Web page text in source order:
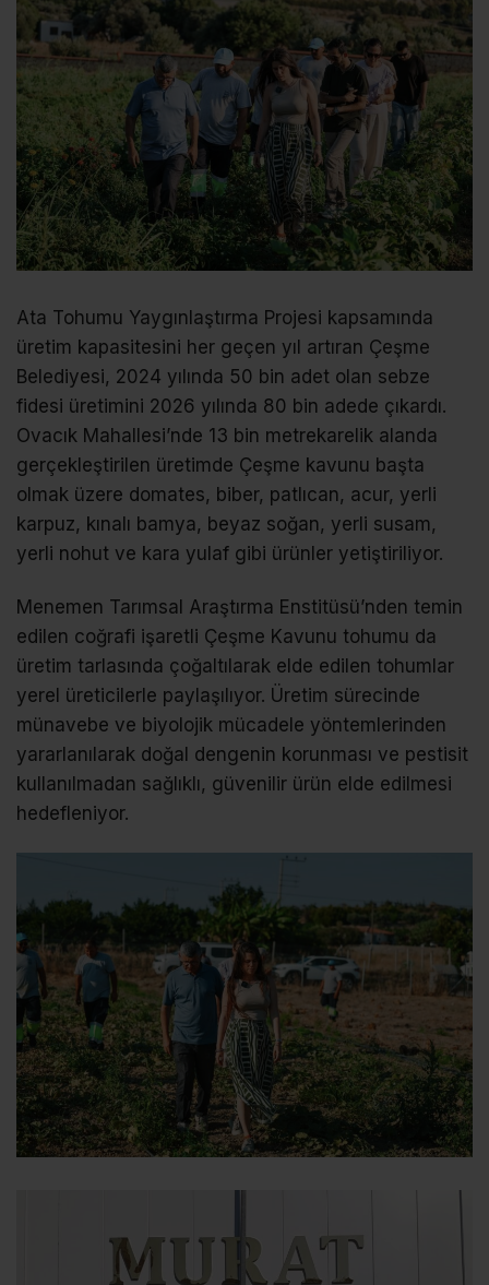
Ata Tohumu Yaygınlaştırma Projesi kapsamında
üretim kapasitesini her geçen yıl artıran Çeşme
Belediyesi, 2024 yılında 50 bin adet olan sebze
fidesi üretimini 2026 yılında 80 bin adede çıkardı.
Ovacık Mahallesi’nde 13 bin metrekarelik alanda
gerçekleştirilen üretimde Çeşme kavunu başta
olmak üzere domates, biber, patlıcan, acur, yerli
karpuz, kınalı bamya, beyaz soğan, yerli susam,
yerli nohut ve kara yulaf gibi ürünler yetiştiriliyor.
Menemen Tarımsal Araştırma Enstitüsü’nden temin
edilen coğrafi işaretli Çeşme Kavunu tohumu da
üretim tarlasında çoğaltılarak elde edilen tohumlar
yerel üreticilerle paylaşılıyor. Üretim sürecinde
münavebe ve biyolojik mücadele yöntemlerinden
yararlanılarak doğal dengenin korunması ve pestisit
kullanılmadan sağlıklı, güvenilir ürün elde edilmesi
hedefleniyor.